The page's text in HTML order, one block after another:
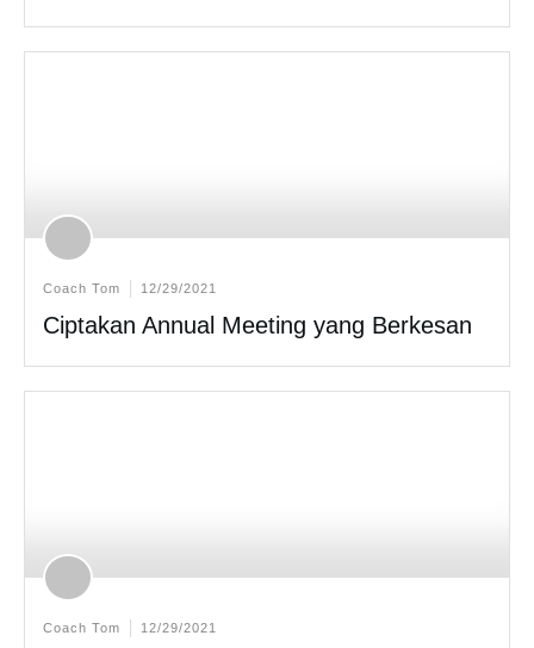
Coach Tom 12/29/2021
Ciptakan Annual Meeting yang Berkesan
Coach Tom 12/29/2021